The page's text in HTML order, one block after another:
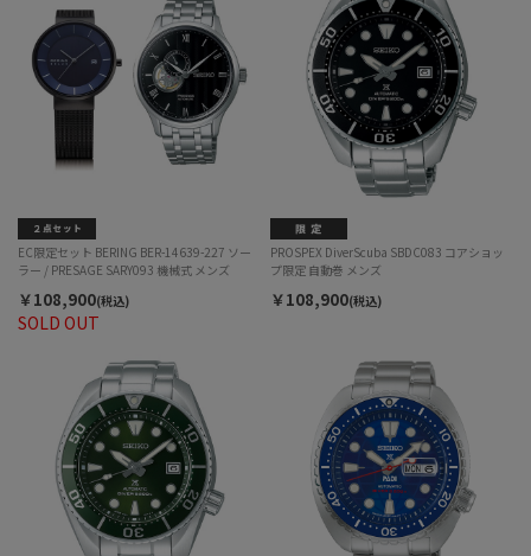
SOLD OUT
EC限定セット BERING BER-14639-227 ソー
ラー / PRESAGE SARY093 機械式 メンズ
￥108,900(税込)
PROSPEX DiverScuba SBDC083 コアショッ
プ限定 自動巻 メンズ
￥108,900(税込)